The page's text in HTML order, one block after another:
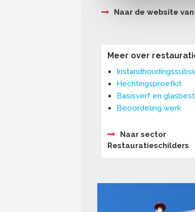
Naar de website
Meer over
Hechtingsproefkit
Basisverf en
Beoordeling werk
Naar sector
Restauratieschilders